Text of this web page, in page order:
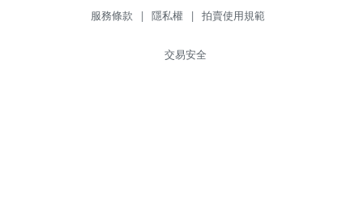
服務條款 | 隱私權 | 拍賣使用規範
交易安全